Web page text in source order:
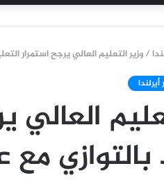
/وزير التعليم العالي يرجح استمرار
أيرلندا
العالي
مع